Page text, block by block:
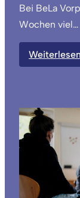
Bei BeLa
Wochen viel…
Weiterlesen